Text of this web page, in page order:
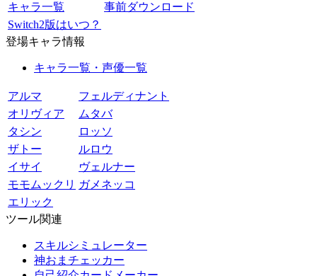
キャラ一覧
事前ダウンロード
Switch2版はいつ？
登場キャラ情報
キャラ一覧・声優一覧
アルマ
フェルディナント
オリヴィア
ムタバ
タシン
ロッソ
ザトー
ルロウ
イサイ
ヴェルナー
モモムックリ ガメネッコ
エリック
ツール関連
スキルシミュレーター
神おまチェッカー